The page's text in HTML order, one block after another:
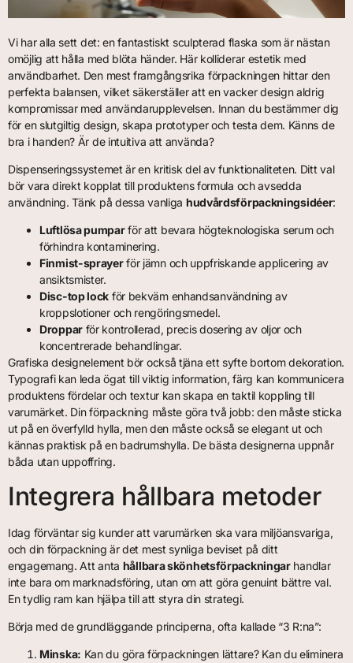
Vi har alla sett det: en fantastiskt sculpterad flaska som är nästan
omöjlig att hålla med blöta händer. Här kolliderar estetik med
användbarhet. Den mest framgångsrika förpackningen hittar den
perfekta balansen, vilket säkerställer att en vacker design aldrig
kompromissar med användarupplevelsen. Innan du bestämmer dig
för en slutgiltig design, skapa prototyper och testa dem. Känns de
bra i handen? Är de intuitiva att använda?
Dispenseringssystemet är en kritisk del av funktionaliteten. Ditt val
bör vara direkt kopplat till produktens formula och avsedda
användning. Tänk på dessa vanliga hudvårdsförpackningsidéer:
Luftlösa pumparför att bevara högteknologiska serum och
förhindra kontaminering.
Finmist-sprayerför jämn och uppfriskande applicering av
ansiktsmister.
Disc-top lock för bekväm enhandsanvändning av
kroppslotioner och rengöringsmedel.
Dropparför kontrollerad, precis dosering av oljor och
koncentrerade behandlingar.
Grafiska designelement bör också tjäna ett syfte bortom dekoration.
Typografi kan leda ögat till viktig information, färg kan kommunicera
produktens fördelar och textur kan skapa en taktil koppling till
varumärket. Din förpackning måste göra två jobb: den måste sticka
ut på en överfylld hylla, men den måste också se elegant ut och
kännas praktisk på en badrumshylla. De bästa designerna uppnår
båda utan uppoffring.
Integrera hållbara metoder
Idag förväntar sig kunder att varumärken ska vara miljöansvariga,
och din förpackning är det mest synliga beviset på ditt
engagemang. Att anta hållbara skönhetsförpackningarhandlar
inte bara om marknadsföring, utan om att göra genuint bättre val.
En tydlig ram kan hjälpa till att styra din strategi.
Börja med de grundläggande principerna, ofta kallade “3 R:na”:
Minska: Kan du göra förpackningen lättare? Kan du eliminera